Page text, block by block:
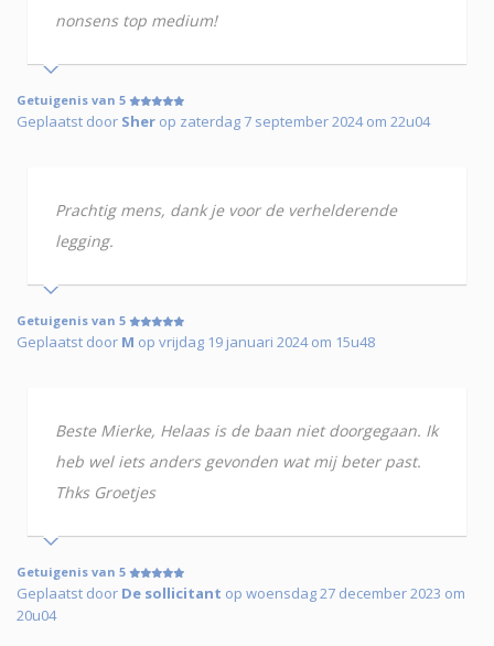
nonsens top medium!
Getuigenis van 5
Geplaatst door Sher op zaterdag 7 september 2024 om 22u04
Prachtig mens, dank je voor de verhelderende
legging.
Getuigenis van 5
Geplaatst door M op vrijdag 19 januari 2024 om 15u48
Beste Mierke, Helaas is de baan niet doorgegaan. Ik
heb wel iets anders gevonden wat mij beter past.
Thks Groetjes
Getuigenis van 5
Geplaatst door De sollicitant op woensdag 27 december 2023 om
20u04